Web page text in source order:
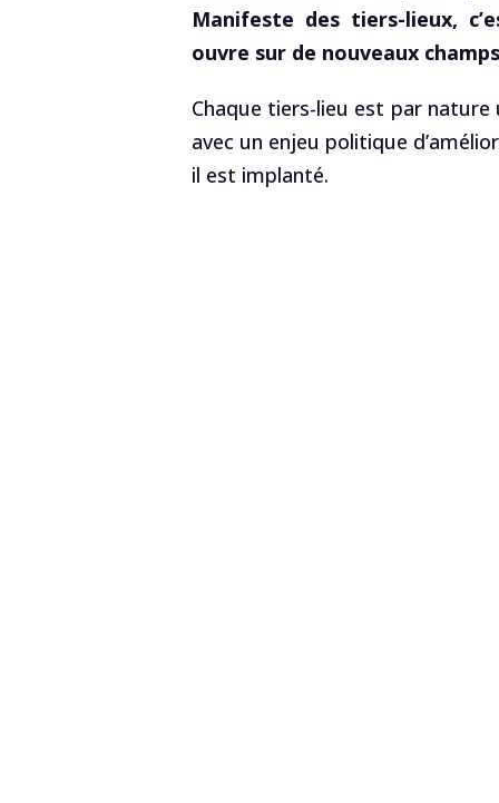
Manifeste des tiers-lieux,
ouvre sur de nouveaux
Chaque tiers-lieu est par
avec un enjeu politique
il est implanté.